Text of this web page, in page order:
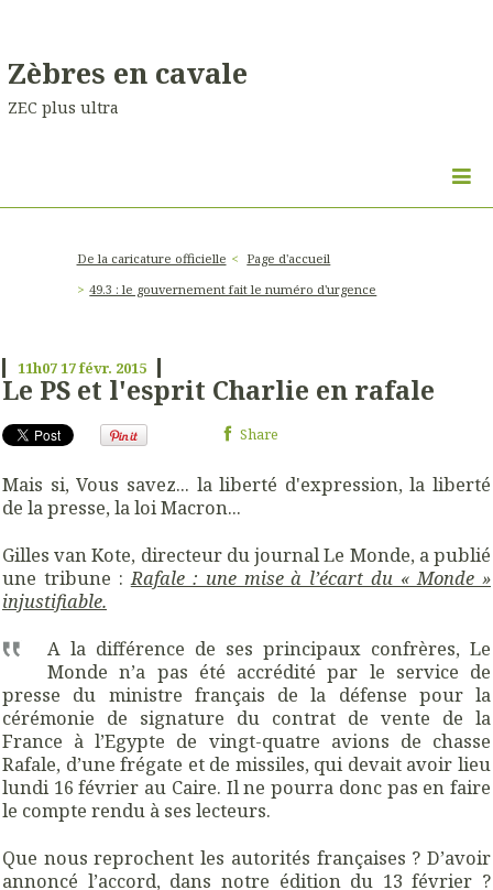
Zèbres en cavale
ZEC plus ultra
De la caricature officielle
Page d'accueil
49.3 : le gouvernement fait le numéro d'urgence
11h0717févr. 2015
Le PS et l'esprit Charlie en rafale
Share
Mais si, Vous savez... la liberté d'expression, la liberté
de la presse, la loi Macron...
Gilles van Kote, directeur du journal Le Monde, a publié
une tribune :Rafale : une mise à l’écart du « Monde »
injustifiable.
A la différence de ses principaux confrères, Le
Monde n’a pas été accrédité par le service de
presse du ministre français de la défense pour la
cérémonie de signature du contrat de vente de la
France à l’Egypte de vingt-quatre avions de chasse
Rafale, d’une frégate et de missiles, qui devait avoir lieu
lundi 16 février au Caire. Il ne pourra donc pas en faire
le compte rendu à ses lecteurs.
Que nous reprochent les autorités françaises ? D’avoir
annoncé l’accord, dans notre édition du 13 février ?